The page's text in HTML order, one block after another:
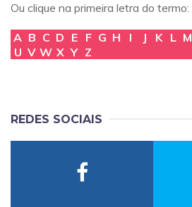
Ou clique na primeira letra do termo:
A B C D E F G H I J K L M
U V W X Y Z
REDES SOCIAIS